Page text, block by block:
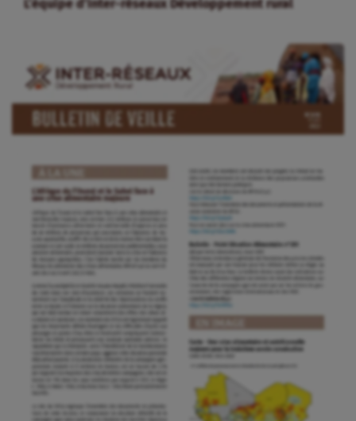
L’équipe d’Inter-réseaux Développement rural